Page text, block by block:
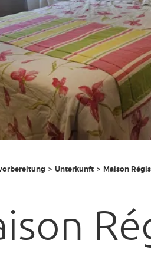
Unterkunft Maison Régis